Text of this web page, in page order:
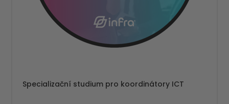
Specializační studium pro koordinátory ICT